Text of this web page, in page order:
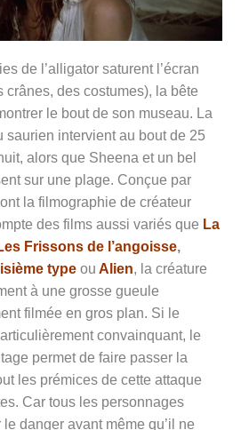
de l’alligator saturent l’écran
crânes, des costumes), la bête
le bout de son museau. La
saurien intervient au bout de 25
alors que Sheena et un bel
sur une plage. Conçue par
la filmographie de créateur
des films aussi variés que La
Frissons de l’angoisse,
type ou Alien, la créature
à une grosse gueule
filmée en gros plan. Si le
convainquant, le
permet de faire passer la
les prémices de cette attaque
Car tous les personnages
danger avant même qu’il ne